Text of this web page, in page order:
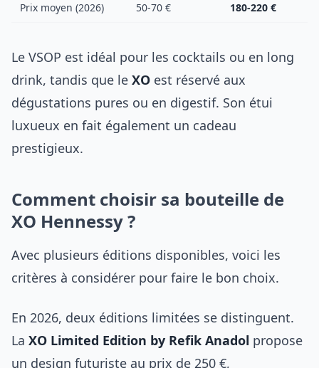
Prix moyen (2026) 50-70 € 180-220 €
Le VSOP est idéal pour les cocktails ou en long
drink, tandis que le XO est réservé aux
dégustations pures ou en digestif. Son étui
luxueux en fait également un cadeau
prestigieux.
Comment choisir sa bouteille de
XO Hennessy ?
Avec plusieurs éditions disponibles, voici les
critères à considérer pour faire le bon choix.
En 2026, deux éditions limitées se distinguent.
La XO Limited Edition by Refik Anadol propose
un design futuriste au prix de 250 €,